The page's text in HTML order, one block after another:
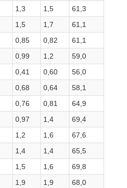
1,3 1,5
61,3
1,5 1,7
61,1
0,85 0,82
61,1
0,99 1,2
59,0
0,41 0,60
56,0
0,68 0,64
58,1
0,76 0,81
64,9
0,97 1,4
69,4
1,2 1,6
67,6
1,4 1,4
65,5
1,5 1,6
69,8
1,9 1,9
68,0